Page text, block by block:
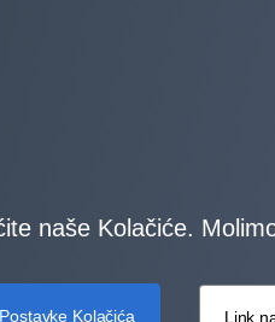
naše Kolačiće.
Postavke Kolačića Link